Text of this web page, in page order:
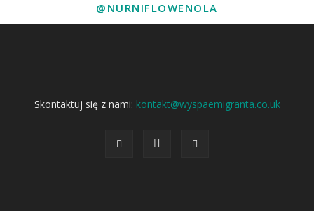
@NURNIFLOWENOLA
Skontaktuj się z nami: kontakt@wyspaemigranta.co.uk